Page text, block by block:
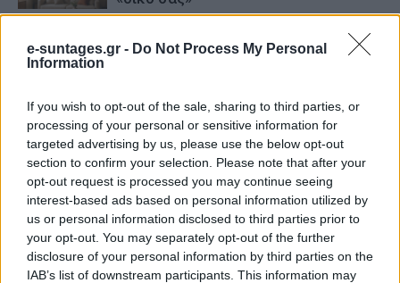
e-suntages.gr - Do Not Process My Personal
Information
If you wish to opt-out of the sale, sharing to third parties, or
processing of your personal or sensitive information for
targeted advertising by us, please use the below opt-out
section to confirm your selection. Please note that after your
opt-out request is processed you may continue seeing
interest-based ads based on personal information utilized by
us or personal information disclosed to third parties prior to
your opt-out. You may separately opt-out of the further
disclosure of your personal information by third parties on the
IAB’s list of downstream participants. This information may